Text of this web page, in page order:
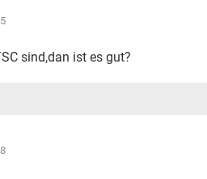
sind,dan ist es gut?